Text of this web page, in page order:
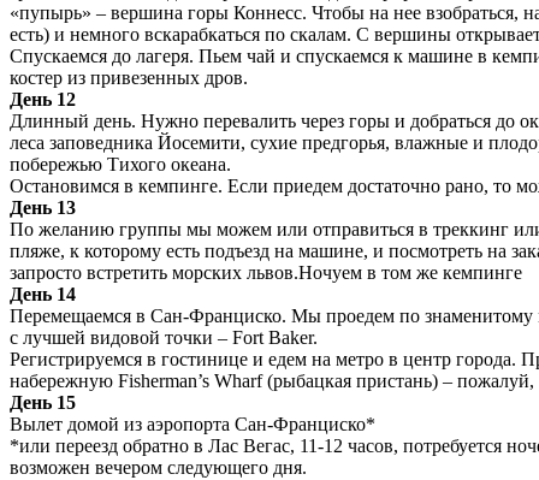
«пупырь» – вершина горы Коннесс. Чтобы на нее взобраться,
есть) и немного вскарабкаться по скалам. С вершины
Спускаемся до лагеря. Пьем чай и спускаемся к машине в
костер из привезенных дров.
День 12
Длинный день. Нужно перевалить через горы и добраться до
леса заповедника Йосемити, сухие предгорья, влажные и
побережью Тихого океана.
Остановимся в кемпинге. Если приедем достаточно рано, то
День 13
По желанию группы мы можем или отправиться в треккинг
пляже, к которому есть подъезд на машине, и посмотреть на
запросто встретить морских львов.Ночуем в том же кемпинге
День 14
Перемещаемся в Сан-Франциско. Мы проедем по знаменитому
с лучшей видовой точки – Fort Baker.
Регистрируемся в гостинице и едем на метро в центр города.
набережную Fisherman’s Wharf (рыбацкая пристань) –
День 15
Вылет домой из аэропорта Сан-Франциско*
*или переезд обратно в Лас Вегас, 11-12 часов, потребуется
возможен вечером следующего дня.